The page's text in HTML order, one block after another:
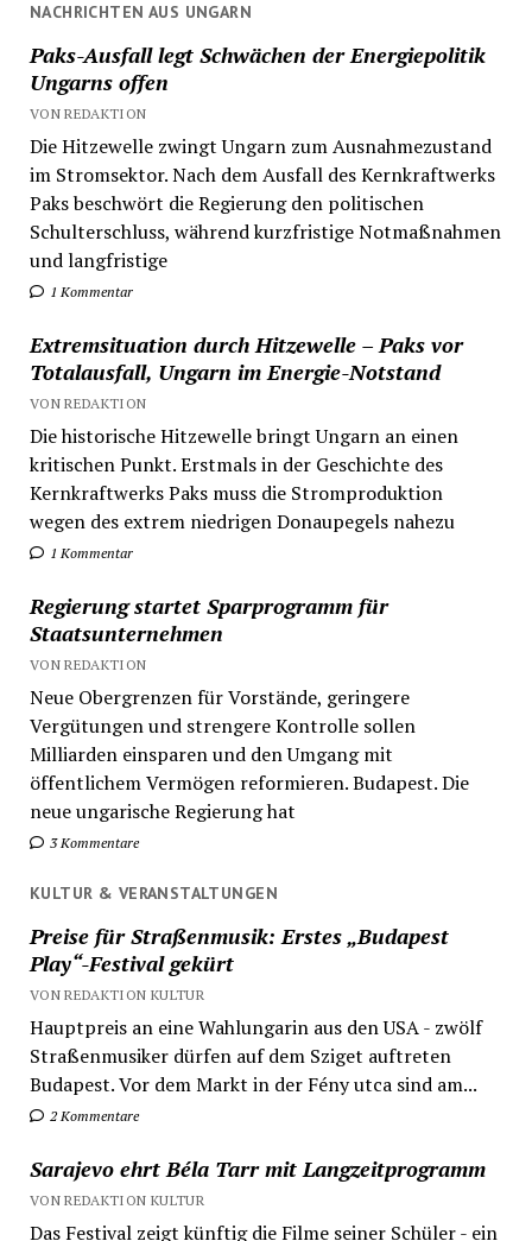
NACHRICHTEN AUS UNGARN
Paks-Ausfall legt Schwächen der Energiepolitik
Ungarns offen
VON REDAKTION
Die Hitzewelle zwingt Ungarn zum Ausnahmezustand
im Stromsektor. Nach dem Ausfall des Kernkraftwerks
Paks beschwört die Regierung den politischen
Schulterschluss, während kurzfristige Notmaßnahmen
und langfristige
1 Kommentar
Extremsituation durch Hitzewelle – Paks vor
Totalausfall, Ungarn im Energie-Notstand
VON REDAKTION
Die historische Hitzewelle bringt Ungarn an einen
kritischen Punkt. Erstmals in der Geschichte des
Kernkraftwerks Paks muss die Stromproduktion
wegen des extrem niedrigen Donaupegels nahezu
1 Kommentar
Regierung startet Sparprogramm für
Staatsunternehmen
VON REDAKTION
Neue Obergrenzen für Vorstände, geringere
Vergütungen und strengere Kontrolle sollen
Milliarden einsparen und den Umgang mit
öffentlichem Vermögen reformieren. Budapest. Die
neue ungarische Regierung hat
3 Kommentare
KULTUR & VERANSTALTUNGEN
Preise für Straßenmusik: Erstes „Budapest
Play“-Festival gekürt
VON REDAKTION KULTUR
Hauptpreis an eine Wahlungarin aus den USA - zwölf
Straßenmusiker dürfen auf dem Sziget auftreten
Budapest. Vor dem Markt in der Fény utca sind am...
2 Kommentare
Sarajevo ehrt Béla Tarr mit Langzeitprogramm
VON REDAKTION KULTUR
Das Festival zeigt künftig die Filme seiner Schüler - ein